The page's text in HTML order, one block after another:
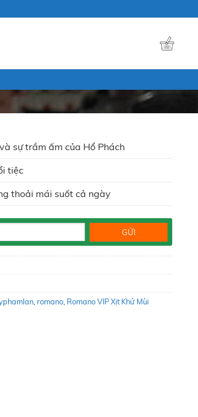
sự trầm ấm của Hổ Phách
tiệc
thoải mái suốt cả ngày
romano Romano VIP Xịt Khử Mùi